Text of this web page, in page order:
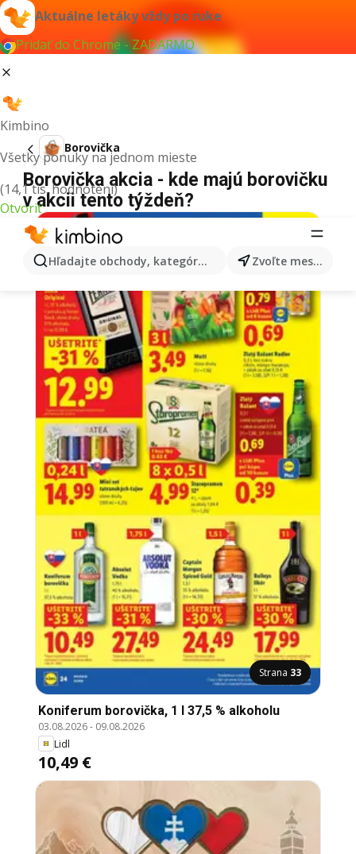
Aktuálne letáky vždy po ruke
Pridať do Chrome - ZADARMO
Kimbino
Všetky ponuky na jednom mieste
(14,1 tis. hodnotení)
Otvoriť
Hľadajte obchody, kategórie, produkty... Zvoľte mesto
Borovička
Borovička akcia - kde majú borovičku
v akcii tento týždeň?
Strana 33
Koniferum borovička, 1 l 37,5 % alkoholu
03.08.2026- 09.08.2026
Lidl
10,49 €